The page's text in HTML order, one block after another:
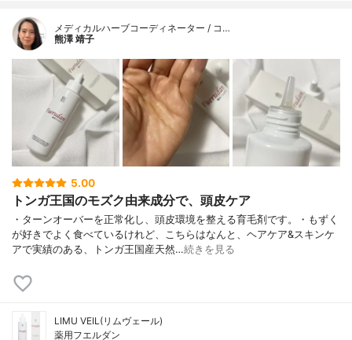
メディカルハーブコーディネーター / コ…
熊澤 靖子
5.00
トンガ王国のモズク由来成分で、頭皮ケア
・ターンオーバーを正常化し、頭皮環境を整える育毛剤です。・もずく
が好きでよく食べているけれど、こちらはなんと、ヘアケア&スキンケ
アで実績のある、トンガ王国産天然…続きを見る
LIMU VEIL(リムヴェール)
薬用フエルダン